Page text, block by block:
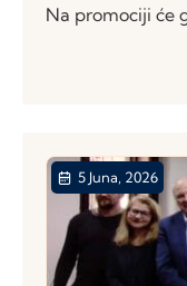
Na promociji će
5 Juna, 2026